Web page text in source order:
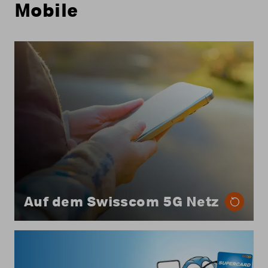
Mobile
Auf dem Swisscom 5G Netz
Bei allen Handy-Abos von Coop Mobile nutzen
Sie das 5G-Netz von Swisscom.
Handy-Abos ganz oder teilweise mit